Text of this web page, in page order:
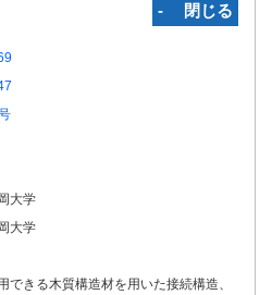
‐ 閉じる
大学
大学
できる木質構造材を用いた接続構造、